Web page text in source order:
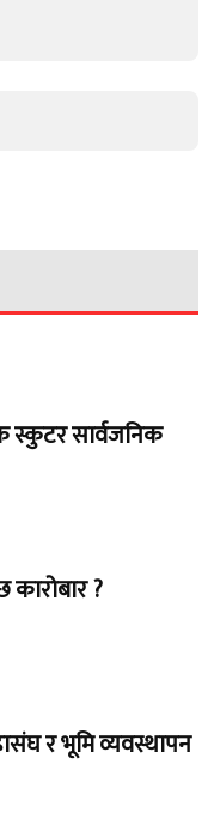
स्कुटर सार्वजनिक
?
र भूमि व्यवस्थापन